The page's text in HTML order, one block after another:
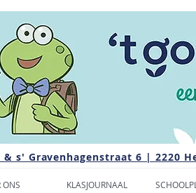
s' Gravenhagenstraat 6 | 2220
ONS KLASJOURNAAL